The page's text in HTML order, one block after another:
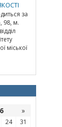
за
98, м.
міської
»
24 31